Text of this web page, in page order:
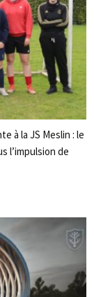
à la JS Meslin : le
l’impulsion de